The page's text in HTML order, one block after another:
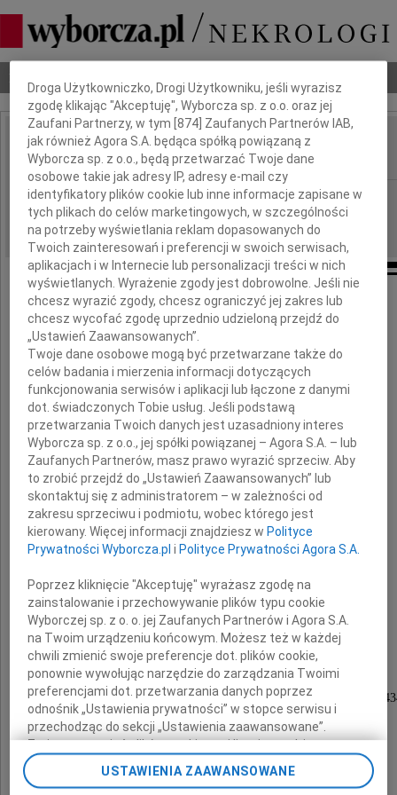
IMIĘ I NAZWISKO: Wanda Mołoniewicz
REGION: Warszawa
DATA EMISJI: 22.03.2011
W dniu 19 marca 2011 roku zmarła
dr inż.
Wanda Mołoniewicz
porucznik AK, powstaniec warszawski,
Nabożeństwo żałobne odprawione zostanie
w dniu 23 marca 2011 roku o godzinie 11.00
w kościele pw. św. Apostołów Piotra i Pawła
w Warszawie - w Pyrach przy ulicy Puławskiej
po czym nastąpią uroczystości pogrzebowe
Dbamy o Twoją prywatność
Droga Użytkowniczko, Drogi Użytkowniku, jeśli wyrazisz
zgodę klikając "Akceptuję", Wyborcza sp. z o.o. oraz jej
Zaufani Partnerzy, w tym [874 ] Zaufanych Partnerów IAB,
jak również Agora S.A. będąca spółką powiązaną z
Wyborcza sp. z o.o., będą przetwarzać Twoje dane
osobowe takie jak adresy IP, adresy e-mail czy
identyfikatory plików cookie lub inne informacje zapisane w
tych plikach do celów marketingowych, w szczególności
na potrzeby wyświetlania reklam dopasowanych do
Twoich zainteresowań i preferencji w swoich serwisach,
aplikacjach i w Internecie lub personalizacji treści w nich
wyświetlanych. Wyrażenie zgody jest dobrowolne. Jeśli nie
chcesz wyrazić zgody, chcesz ograniczyć jej zakres lub
chcesz wycofać zgodę uprzednio udzieloną przejdź do
„Ustawień Zaawansowanych”.
Twoje dane osobowe mogą być przetwarzane także do
celów badania i mierzenia informacji dotyczących
funkcjonowania serwisów i aplikacji lub łączone z danymi
dot. świadczonych Tobie usług. Jeśli podstawą
przetwarzania Twoich danych jest uzasadniony interes
Wyborcza sp. z o.o., jej spółki powiązanej – Agora S.A. – lub
Zaufanych Partnerów, masz prawo wyrazić sprzeciw. Aby
to zrobić przejdź do „Ustawień Zaawansowanych” lub
skontaktuj się z administratorem – w zależności od
zakresu sprzeciwu i podmiotu, wobec którego jest
kierowany. Więcej informacji znajdziesz w Polityce
Prywatności Wyborcza.pl i Polityce Prywatności Agora S.A.
Poprzez kliknięcie "Akceptuję" wyrażasz zgodę na
zainstalowanie i przechowywanie plików typu cookie
Wyborczej sp. z o. o. jej Zaufanych Partnerów i Agora S.A.
na Twoim urządzeniu końcowym. Możesz też w każdej
chwili zmienić swoje preferencje dot. plików cookie,
ponownie wywołując narzędzie do zarządzania Twoimi
preferencjami dot. przetwarzania danych poprzez
odnośnik „Ustawienia prywatności” w stopce serwisu i
przechodząc do sekcji „Ustawienia zaawansowane”.
Zmiana ustawień plików cookie możliwa jest także za
pomocą ustawień przeglądarki.
USTAWIENIA ZAAWANSOWANE